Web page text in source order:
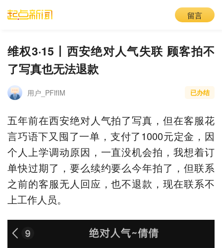
留言
维权3·15丨西安绝对人气失联 顾客拍不
了写真也无法退款
用户_PFlfIM 已办结
五年前在西安绝对人气拍了写真，但在客服花
言巧语下又囤了一单，支付了1000元定金，因
个人上学调动原因，一直没机会拍，我想着订
单快过期了，要么续约要么今年拍了，但联系
之前的客服无人回应，也不退款，现在联系不
上工作人员。